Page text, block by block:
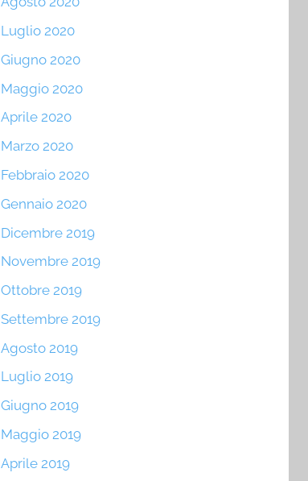
Luglio 2020
Giugno 2020
Maggio 2020
Aprile 2020
Marzo 2020
Febbraio 2020
Gennaio 2020
Dicembre 2019
Novembre 2019
Ottobre 2019
Settembre 2019
Agosto 2019
Luglio 2019
Giugno 2019
Maggio 2019
Aprile 2019